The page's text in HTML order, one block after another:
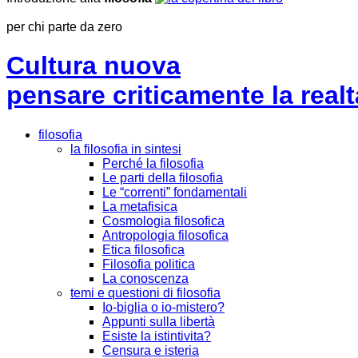
per chi parte da zero
Cultura nuova
pensare criticamente la
filosofia
la filosofia in sintesi
Perché la filosofia
Le parti della filosofia
Le “correnti” fondamentali
La metafisica
Cosmologia filosofica
Antropologia filosofica
Etica filosofica
Filosofia politica
La conoscenza
temi e questioni di filosofia
Io-biglia o io-mistero?
Appunti sulla libertà
Esiste la istintivita?
Censura e isteria